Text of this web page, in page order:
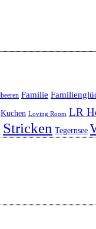
Familie
Kuchen Loving Room LR
Stricken Tegernsee